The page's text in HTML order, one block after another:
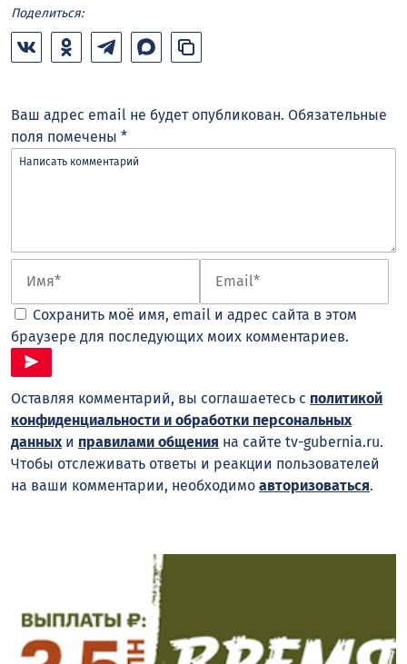
Поделиться:
Ваш адрес email не будет опубликован. Обязательные
поля помечены *
Сохранить моё имя, email и адрес сайта в этом
браузере для последующих моих комментариев.
Оставляя комментарий, вы соглашаетесь с политикой
конфиденциальности и обработки персональных
данныхи правилами общения на сайте tv-gubernia.ru.
Чтобы отслеживать ответы и реакции пользователей
на ваши комментарии, необходимо авторизоваться.